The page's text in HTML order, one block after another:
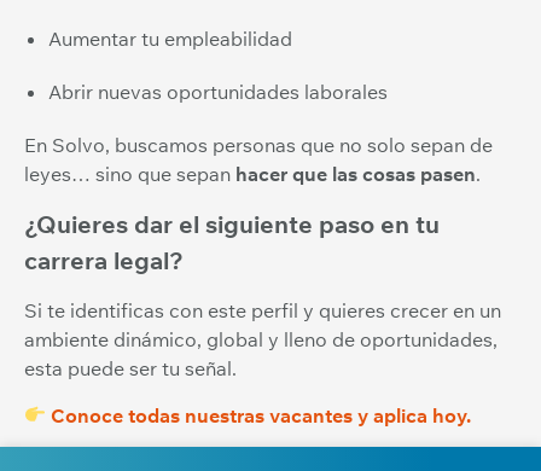
Aumentar tu empleabilidad
Abrir nuevas oportunidades laborales
En Solvo, buscamos personas que no solo sepan de
leyes… sino que sepan hacer que las cosas pasen.
¿Quieres dar el siguiente paso en tu
carrera legal?
Si te identificas con este perfil y quieres crecer en un
ambiente dinámico, global y lleno de oportunidades,
esta puede ser tu señal.
Conoce todas nuestras vacantes y aplica hoy.